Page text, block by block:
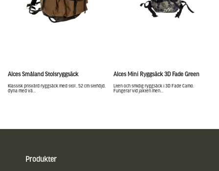
Alces Småland Stolsryggsäck
Klassisk prisvärd ryggsäck med stol , 52 cm sitthöjd,
dyna med vä...
Alces Mini Ryggsäck 3D Fade Green
Liten och smidig ryggsäck i 3D Fade Camo.
Fungerar vid jakten men...
Produkter